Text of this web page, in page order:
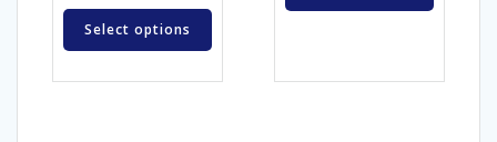
Select options